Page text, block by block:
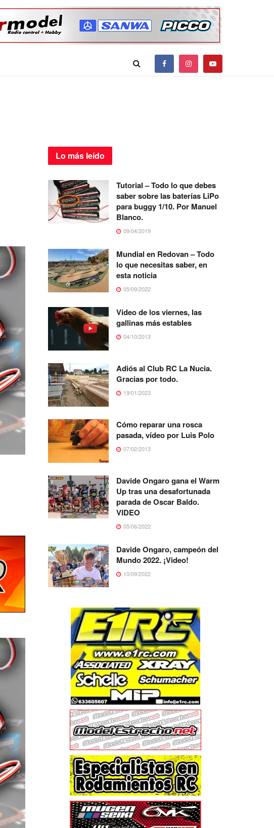
Lo más leído
Tutorial – Todo lo que debes
saber sobre las baterías LiPo
para buggy 1/10. Por Manuel
Blanco.
09/04/2019
Mundial en Redovan – Todo
lo que necesitas saber, en
esta noticia
05/09/2022
Video de los viernes, las
gallinas más estables
04/10/2013
Adiós al Club RC La Nucia.
Gracias por todo.
19/01/2023
Cómo reparar una rosca
pasada, vídeo por Luis Polo
07/02/2013
Davide Ongaro gana el Warm
Up tras una desafortunada
parada de Oscar Baldo.
VIDEO
05/06/2022
Davide Ongaro, campeón del
Mundo 2022. ¡Video!
10/09/2022